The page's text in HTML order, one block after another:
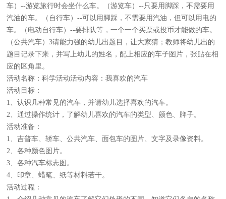
车）--游览旅行时会坐什么车。（游览车）--只要用脚踩，不需要用
汽油的车。（自行车）--可以用脚踩，不需要用汽油，但可以用电的
车。（电动自行车）--要排队等，一个一个买票或投币才能做的车。
（公共汽车）3请能力强的幼儿出题目，让大家猜；教师将幼儿出的
题目记录下来，并写上幼儿的姓名，配上相应的车子图片，张贴在相
应的区角里。
活动名称：科学活动活动内容：我喜欢的汽车
活动目标：
1、认识几种常见的汽车，并请幼儿选择喜欢的汽车。
2、通过操作统计，了解幼儿喜欢的汽车的类型、颜色、牌子。
活动准备：
1、吉普车、轿车、公共汽车、面包车的图片、文字及录像资料。
2、各种颜色图片。
3、各种汽车标志图。
4、印章、蜡笔、纸等材料若干。
活动过程：